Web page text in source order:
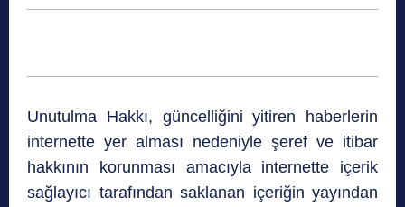
Unutulma Hakkı, güncelliğini yitiren haberlerin
internette yer alması nedeniyle şeref ve itibar
hakkının korunması amacıyla internette içerik
sağlayıcı tarafından saklanan içeriğin yayından